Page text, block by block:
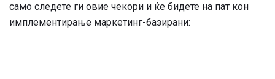
само следете ги овие чекори и ќе бидете на пат кон
имплементирање маркетинг-базирани: